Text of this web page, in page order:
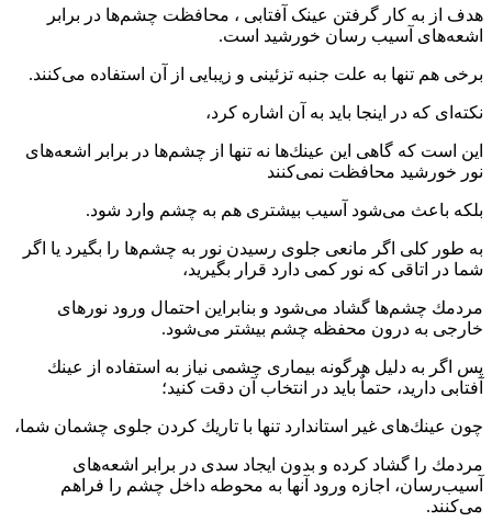
هدف از به كار گرفتن عینک آفتابی ، محافظت چشم‌ها در برابر
اشعه‌های آسیب‌ رسان خورشید است‏‏‏.‏‏‏
برخی هم تنها به علت جنبه تزئینی و زیبایی از آن استفاده می‌كنند‏‏‏.‏‏‏
نكته‌ای‌ كه در اینجا باید به آن اشاره كرد،
این است كه گاهی این عینك‌ها نه تنها از چشم‌ها در برابر اشعه‌های
نور خورشید محافظت نمی‌كنند
بلكه باعث می‌شود آسیب بیشتری هم به چشم وارد شود‏‏‏.‏‏‏
به طور كلی اگر مانعی جلوی رسیدن نور به چشم‌ها را بگیرد یا اگر
شما در اتاقی كه نور كمی دارد قرار بگیرید،
مردمك چشم‌ها گشاد می‌شود و بنابراین احتمال ورود نورهای
خارجی به درون محفظه چشم بیشتر می‌شود‏‏‏.‏‏‏
پس اگر به دلیل هرگونه بیماری چشمی نیاز به استفاده از عینك
آفتابی دارید، حتماٌ باید در انتخاب آن دقت كنید؛
چون عینك‌های غیر استاندارد تنها با تاریك كردن جلوی چشمان شما،
مردمك را گشاد كرده و بدون ایجاد سدی در برابر اشعه‌های
آسیب‌رسان، اجازه ورود آنها به محوطه داخل چشم را فراهم
می‌كنند‏‏‏.‏‏‏